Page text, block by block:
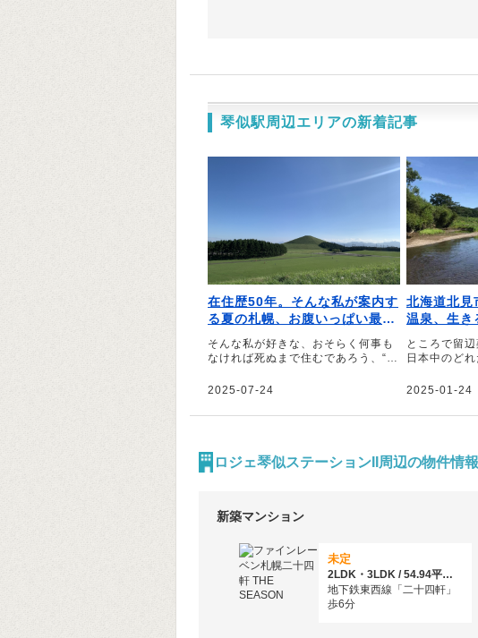
琴似駅周辺エリアの新着記事
在住歴50年。そんな私が案内す
る夏の札幌、お腹いっぱい最強
最高ツアー｜文・前田麦（イラ
ストレーター）
そんな私が好きな、おそらく何事も
なければ死ぬまで住むであろう、“住
けている街”、札幌――。そう話すの
ん。在住歴50年の前田さんが、北海
くれました。
2025-07-24
北海道北見
温泉、生き
遊び生活
ところで留
日本中のど
すのは、北海
初は3年で離
蘂（るべしべ
び生活につい
2025-01-24
ロジェ琴似ステーションII周辺の物件情報
新築マンション
未定
2LDK・3LDK / 54.94平米～74.98平米、（備蓄倉庫面積0.99平米～1.68平米含む）
地下鉄東西線「二十四軒」
歩6分